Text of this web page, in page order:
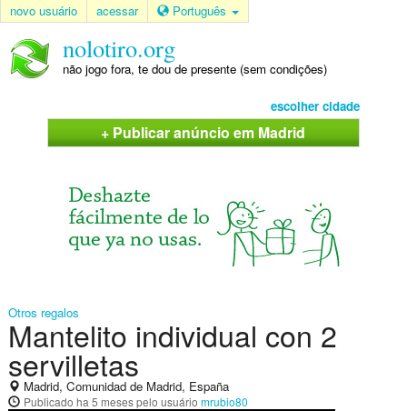
novo usuário acessar Português
nolotiro.org
não jogo fora, te dou de presente (sem condições)
escolher cidade
+ Publicar anúncio em Madrid
Otros regalos
Mantelito individual con 2
servilletas
Madrid, Comunidad de Madrid, España
Publicado ha 5 mesespelo usuário mrubio80